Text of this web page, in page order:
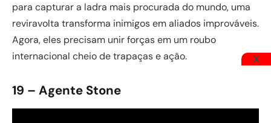
para capturar a ladra mais procurada do mundo, uma
reviravolta transforma inimigos em aliados improváveis.
Agora, eles precisam unir forças em um roubo
internacional cheio de trapaças e ação.
19 – Agente Stone
X